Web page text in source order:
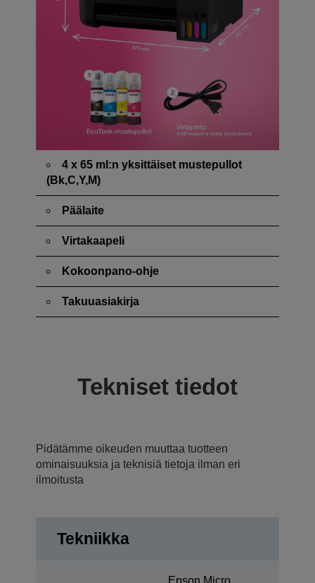
4 x 65 ml:n yksittäiset mustepullot
(Bk,C,Y,M)
Päälaite
Virtakaapeli
Kokoonpano-ohje
Takuuasiakirja
Tekniset tiedot
Pidätämme oikeuden muuttaa tuotteen
ominaisuuksia ja teknisiä tietoja ilman eri
ilmoitusta
Tekniikka
Epson Micro